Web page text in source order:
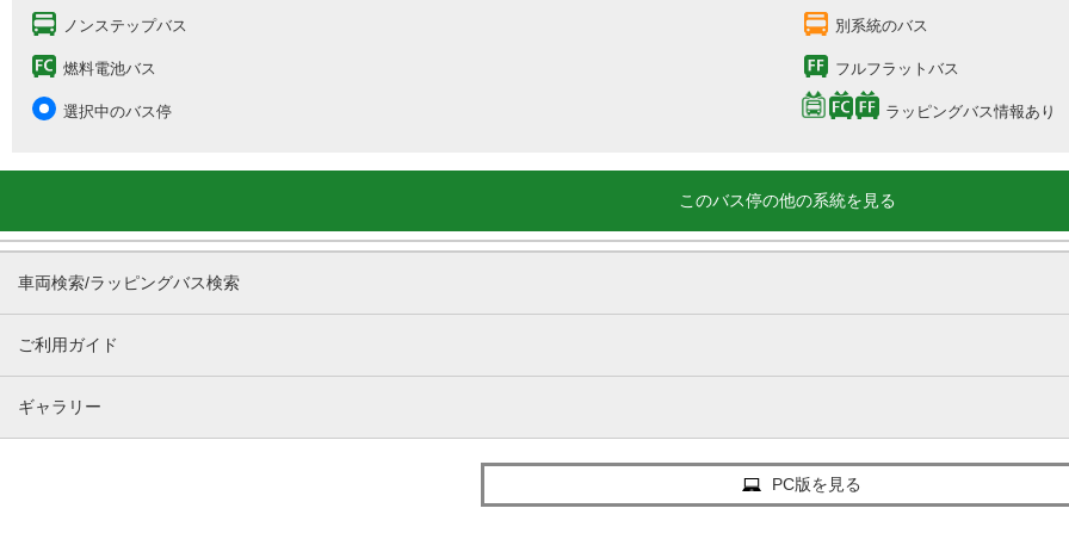
ノンステップバス 別系統のバス
燃料電池バス フルフラットバス
選択中のバス停 ラッピングバス情報あり
このバス停の他の系統を見る
車両検索/ラッピングバス検索
ご利用ガイド
ギャラリー
PC版を見る